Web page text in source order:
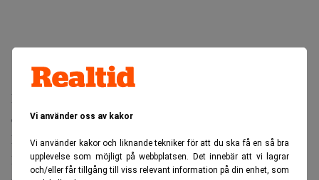
Vi använder oss av kakor
Vi använder kakor och liknande tekniker för att du ska få en så bra
upplevelse som möjligt på webbplatsen. Det innebär att vi lagrar
och/eller får tillgång till viss relevant information på din enhet, som
De senaste årens allt intensivare värmeböljor har fått fler
européer att installera luftkonditionering.
Det har fått konsekvenser på andra sidan jorden.
De kinesiska tillverkare är nämligen bland de största